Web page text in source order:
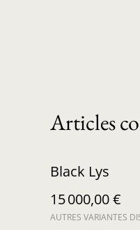
Articles
Black Lys
15 000,00 €
AUTRES VARIANTES